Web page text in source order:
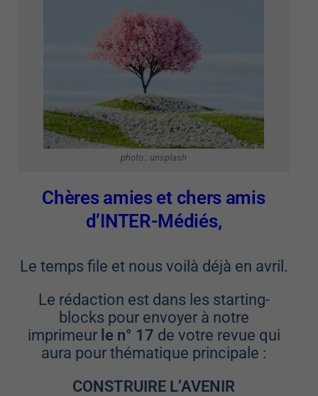
photo : unsplash
Chères amies et chers amis
d’INTER-Médiés,
Le temps file et nous voilà déjà en avril.
Le rédaction est dans les starting-
blocks pour envoyer à notre
imprimeur le n° 17 de votre revue qui
aura pour thématique principale :
CONSTRUIRE L’AVENIR